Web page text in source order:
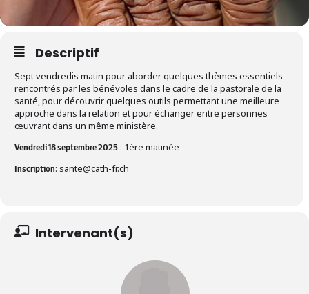
Descriptif
Sept vendredis matin pour aborder quelques thèmes essentiels
rencontrés par les bénévoles dans le cadre de la pastorale de la
santé, pour découvrir quelques outils permettant une meilleure
approche dans la relation et pour échanger entre personnes
œuvrant dans un même ministère.
Vendredi 18 septembre 2025: 1ère matinée
Inscription: sante@cath-fr.ch
Intervenant(s)